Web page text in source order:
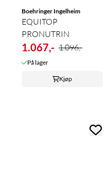
Boehringer Ingelheim
EQUITOP
PRONUTRIN
1.067,- 1.096,-
På lager
Kjøp